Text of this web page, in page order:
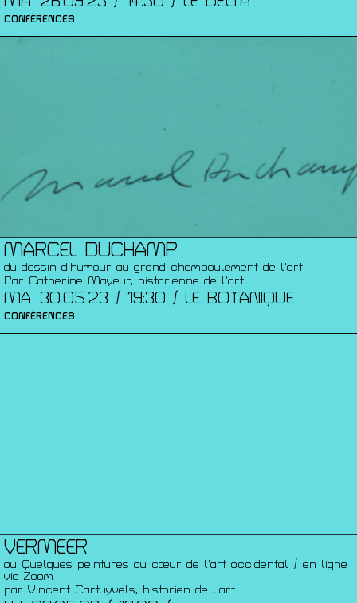
CONFÉRENCES
MARCEL DUCHAMP
du dessin d'humour au grand chamboulement de l'art
Par Catherine Mayeur, historienne de l’art
MA. 30.05.23 / 19:30 / LE BOTANIQUE
CONFÉRENCES
VERMEER
ou Quelques peintures au cœur de l’art occidental / en ligne
via Zoom
par Vincent Cartuyvels, historien de l'art